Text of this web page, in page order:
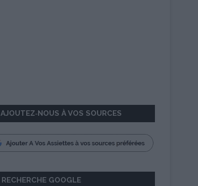
AJOUTEZ‑NOUS À VOS SOURCES
RECHERCHE GOOGLE